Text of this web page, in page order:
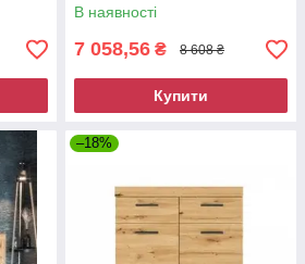
В наявності
7 058,56 ₴ 8 608 ₴
Купити
–18%